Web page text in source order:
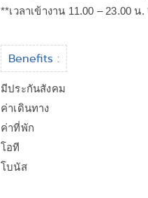
**เวลาเข้างาน 11.00 – 23.00 น.
Benefits :
มีประกันสังคม
ค่าเดินทาง
ค่าที่พัก
โอที
โบนัส